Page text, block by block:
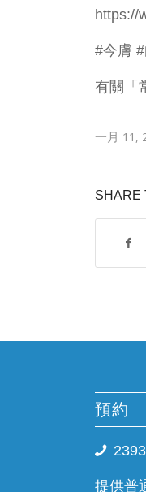
https://
#今膚
有關「
一月 11,
SHARE
預約
提供普